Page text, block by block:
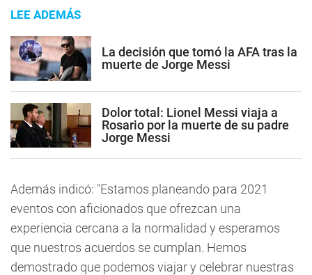
LEE ADEMÁS
La decisión que tomó la AFA tras la
muerte de Jorge Messi
Dolor total: Lionel Messi viaja a
Rosario por la muerte de su padre
Jorge Messi
Además indicó: "Estamos planeando para 2021
eventos con aficionados que ofrezcan una
experiencia cercana a la normalidad y esperamos
que nuestros acuerdos se cumplan. Hemos
demostrado que podemos viajar y celebrar nuestras